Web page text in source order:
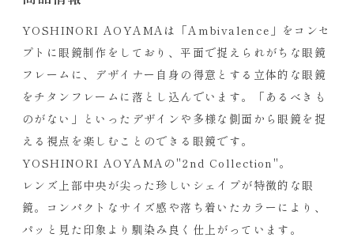
YOSHINORI AOYAMAは「Ambivalence」をコンセ
プトに眼鏡制作をしており、平面で捉えられがちな眼鏡
フレームに、デザイナー自身の得意とする立体的な眼鏡
をチタンフレームに落とし込んでいます。「あるべきも
のがない」といったデザインや多様な側面から眼鏡を捉
える視点を楽しむことのできる眼鏡です。
YOSHINORI AOYAMAの"2nd Collection"。
レンズ上部中央が尖った珍しいシェイプが特徴的な眼
鏡。コンパクトなサイズ感や落ち着いたカラーにより、
パッと見た印象より馴染み良く仕上がっています。